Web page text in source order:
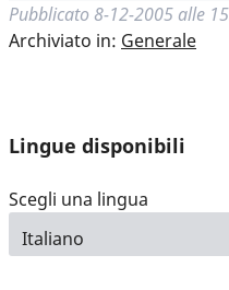
Pubblicato 8-12-2005 alle
Archiviato in: Generale
Lingue disponibili
Scegli una lingua